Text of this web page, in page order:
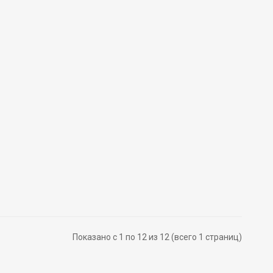
Показано с 1 по 12 из 12 (всего 1 страниц)